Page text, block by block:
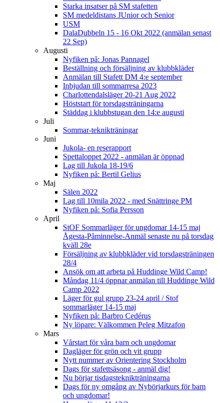
Starka insatser på SM stafetten
SM medeldistans JUnior och Senior
USM
DalaDubbeln 15 - 16 Okt 2022 (anmälan senast
22 Sep)
Augusti
Nyfiken på: Jonas Pannagel
Beställning och försäljning av klubbkläder
Anmälan till Stafett DM 4:e september
Inbjudan till sommarresa 2023
Charlottendalsläger 20-21 Aug 2022
Höststart för torsdagsträningarna
Städdag i klubbstugan den 14:e augusti
Juli
Sommar-teknikträningar
Juni
Jukola- en reserapport
Spettaloppet 2022 - anmälan är öppnad
Lag till Jukola 18-19/6
Nyfiken på: Bertil Gelius
Maj
Sälen 2022
Lag till 10mila 2022 - med Snättringe PM
Nyfiken på: Sofia Persson
April
StOF Sommarläger för ungdomar 14-15 maj
Ågesta-Påminnelse-Anmäl senaste nu på torsdag
kväll 28e
Försäljning av klubbkläder vid torsdagsträningen
28/4
Ansök om att arbeta på Huddinge Wild Camp!
Måndag 11/4 öppnar anmälan till Huddinge Wild
Camp 2022
Läger för gul grupp 23-24 april / Stof
sommarläger 14-15 maj
Nyfiken på: Barbro Cedérus
Ny löpare: Välkommen Peleg Mitzafon
Mars
Vårstart för våra barn och ungdomar
Dagläger för grön och vit grupp
Nytt nummer av Orientering Stockholm
Dags för stafettsäsong - anmäl dig!
Nu börjar tisdagsteknikträningarna
Dags för ny omgång av Nybörjarkurs för barn
och ungdomar!